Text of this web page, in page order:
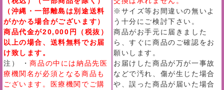
（沖縄・一部離島は別途送料
がかかる場合がございます）
商品代金が20,000円（税抜）
以上の場合、送料無料でお届
け致します。
注） ・商品の中には納品先医
療機関名が必須となる商品も
ございます。医療機関でご購
※サイズ等お間違いの無いよ
う十分にご検討下さい。
商品がお手元に届きました
ら、すぐに商品のご確認をお
願いします。
お届けした商品が万が一事故
などで汚れ、傷が生じた場合
や、誤った商品が届いた場合